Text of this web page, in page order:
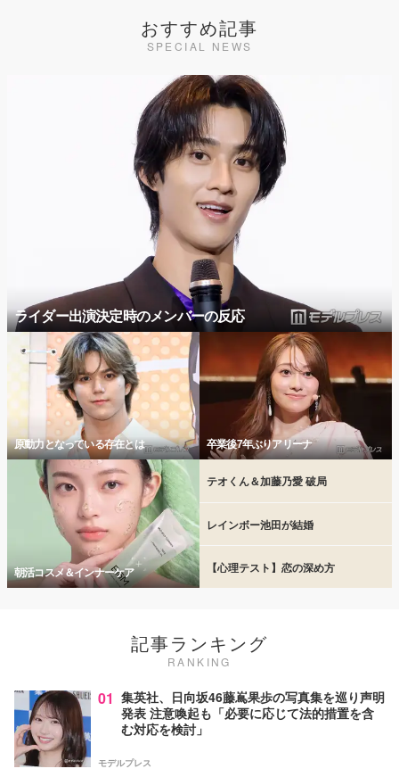
おすすめ記事
SPECIAL NEWS
ライダー出演決定時のメンバーの反応
原動力となっている存在とは 卒業後7年ぶりアリーナ
朝活コスメ＆インナーケア
テオくん＆加藤乃愛 破局
レインボー池田が結婚
【心理テスト】恋の深め方
記事ランキング
RANKING
01 集英社、日向坂46藤嶌果歩の写真集を巡り声明
発表 注意喚起も「必要に応じて法的措置を含
む対応を検討」
モデルプレス